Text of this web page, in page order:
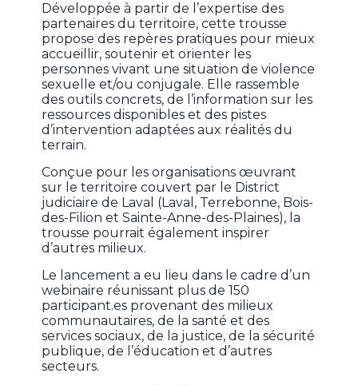
Développée à partir de l’expertise des
partenaires du territoire, cette trousse
propose des repères pratiques pour mieux
accueillir, soutenir et orienter les
personnes vivant une situation de violence
sexuelle et/ou conjugale. Elle rassemble
des outils concrets, de l’information sur les
ressources disponibles et des pistes
d’intervention adaptées aux réalités du
terrain.
Conçue pour les organisations œuvrant
sur le territoire couvert par le District
judiciaire de Laval (Laval, Terrebonne, Bois-
des-Filion et Sainte-Anne-des-Plaines), la
trousse pourrait également inspirer
d’autres milieux.
Le lancement a eu lieu dans le cadre d’un
webinaire réunissant plus de 150
participant.es provenant des milieux
communautaires, de la santé et des
services sociaux, de la justice, de la sécurité
publique, de l’éducation et d’autres
secteurs.